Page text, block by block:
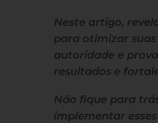
Neste artigo,
para otimizar suas
autoridade e
resultados e
Não fique para
implementar